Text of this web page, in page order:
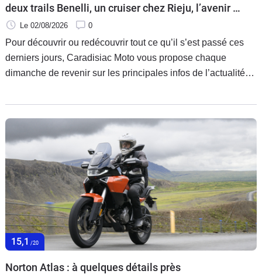
Services
Auto
deux trails Benelli, un cruiser chez Rieju, l’avenir de
Ducati et la Norton Atlas à l’essai
Le 02/08/2026 0
Pour découvrir ou redécouvrir tout ce qu’il s’est passé ces
derniers jours, Caradisiac Moto vous propose chaque
dimanche de revenir sur les principales infos de l’actualité
15,1 /20
Norton Atlas : à quelques détails près